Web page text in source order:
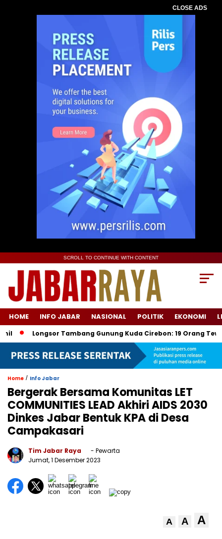
CLOSE ADS
SCROLL TO CONTINUE WITH CONTENT
HOME INFO JABAR NASIONAL POLITIK EKONOMI
Longsor Tambang Gunung Kuda Cirebon: 19 Orang Tewas,
Home / Info Jabar
Bergerak Bersama Komunitas LET
COMMUNITIES LEAD Akhiri AIDS 2030
Dinkes Jabar Bentuk KPA di Desa
Campakasari
Tim Jabar Raya
- Pewarta
Jumat, 1 Desember 2023
A A A